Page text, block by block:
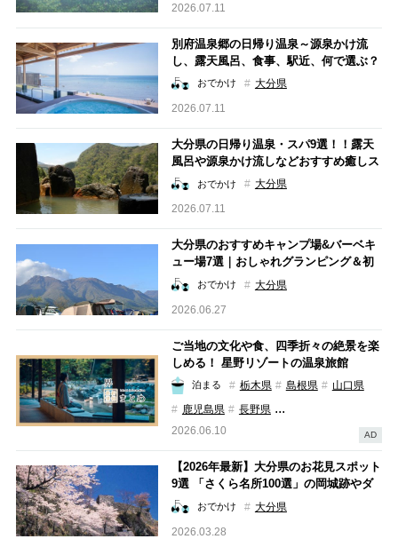
2026.07.11
別府温泉郷の日帰り温泉～源泉かけ流
し、露天風呂、食事、駅近、何で選ぶ？
～
おでかけ
大分県
2026.07.11
大分県の日帰り温泉・スパ9選！！露天
風呂や源泉かけ流しなどおすすめ癒しス
ポットを紹介
おでかけ
大分県
2026.07.11
大分県のおすすめキャンプ場&バーベキ
ュー場7選｜おしゃれグランピング＆初
心者向け施設も紹介！
おでかけ
大分県
2026.06.27
ご当地の文化や食、四季折々の絶景を楽
しめる！ 星野リゾートの温泉旅館
「界」の2026年最新情報まとめ
AD
泊まる 栃木県 島根県
山口県
鹿児島県
長野県 ...
2026.06.10
【2026年最新】大分県のお花見スポット
9選 「さくら名所100選」の岡城跡やダ
ムまで！穴場の桜スポットも
おでかけ
大分県
2026.03.28